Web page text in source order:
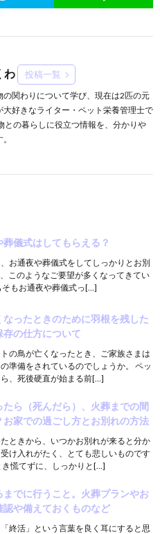
わ 投稿一覧
の関わりについて学び、現在は2匹の元
好きなライター・ペット栄養管理士で
との暮らしに役立つ情報を、分かりや
儀式はしてもらえる？
お通夜や葬儀式をしてしっかりとお別
このようなご要望が多くなってきてい
そもお通夜や葬儀式っ[…]
ったときのために羽根を残した
の仕方について
の鳥が亡くなったとき、ご家族さまは
準備をされているのでしょうか。 ペッ
、死後硬直が始まる前[…]
ら（死んだら）、火葬までの間
お家での過ごし方とお別れの方法
ときから、いつかお別れが来ると分か
け入れがたく、とても悲しいものです
き慌てずに、しっかりと[…]
でに行うこと。火葬プランやお
や備えておくものなど
終活」という言葉を良く耳にすると思